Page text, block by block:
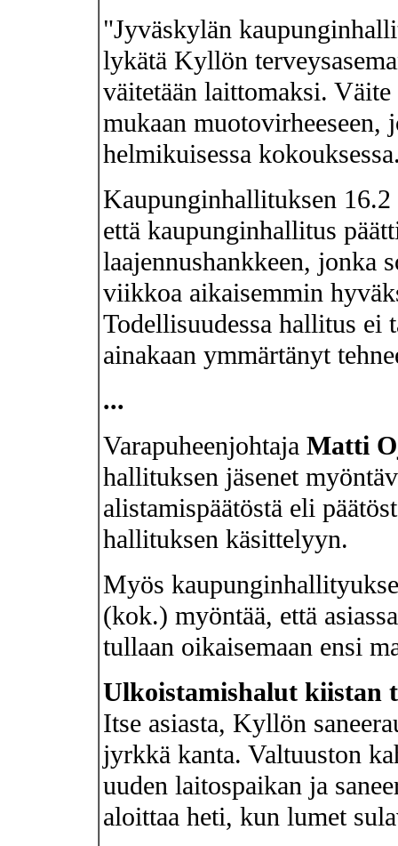
"Jyväskylän
lykätä Kyllön
väitetään laittomaksi.
mukaan muotovirheeseen,
helmikuisessa
Kaupunginhallituksen
että kaupunginhallitus
laajennushankkeen, jonka
viikkoa aikaisemmin
Todellisuudessa hallitus ei
ainakaan ymmärtänyt
...
Varapuheenjohtaja Matti
hallituksen jäsenet
alistamispäätöstä eli
hallituksen käsittelyyn.
Myös
(kok.) myöntää, että
tullaan oikaisemaan ensi
Ulkoistamishalut kiistan
Itse asiasta, Kyllön
jyrkkä kanta. Valtuuston
uuden laitospaikan ja
aloittaa heti, kun lumet